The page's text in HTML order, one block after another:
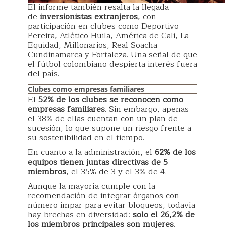
El informe también resalta la llegada
de inversionistas extranjeros, con
participación en clubes como Deportivo
Pereira, Atlético Huila, América de Cali, La
Equidad, Millonarios, Real Soacha
Cundinamarca y Fortaleza. Una señal de que
el fútbol colombiano despierta interés fuera
del país.
Clubes como empresas familiares
El 52% de los clubes se reconocen como
empresas familiares. Sin embargo, apenas
el 38% de ellas cuentan con un plan de
sucesión, lo que supone un riesgo frente a
su sostenibilidad en el tiempo.
En cuanto a la administración, el 62% de los
equipos tienen juntas directivas de 5
miembros, el 35% de 3 y el 3% de 4.
Aunque la mayoría cumple con la
recomendación de integrar órganos con
número impar para evitar bloqueos, todavía
hay brechas en diversidad: solo el 26,2% de
los miembros principales son mujeres.